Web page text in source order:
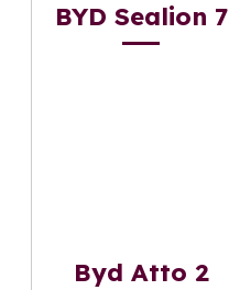
BYD Sealion 7
Byd Atto 2